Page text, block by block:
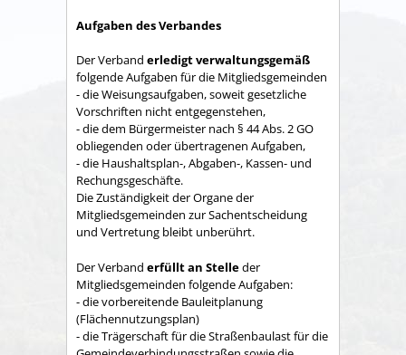
Aufgaben des Verbandes
Der Verband erledigt verwaltungsgemäß
folgende Aufgaben für die Mitgliedsgemeinden
- die Weisungsaufgaben, soweit gesetzliche
Vorschriften nicht entgegenstehen,
- die dem Bürgermeister nach § 44 Abs. 2 GO
obliegenden oder übertragenen Aufgaben,
- die Haushaltsplan-, Abgaben-, Kassen- und
Rechungs­geschäfte.
Die Zuständigkeit der Organe der
Mitgliedsgemeinden zur Sachent­scheidung
und Vertretung bleibt unberührt.
Der Verband erfüllt an Stelleder
Mitgliedsgemeinden folgende Aufgaben:
- die vorbereitende Bauleitplanung
(Flächennutzungsplan)
- die Trägerschaft für die Straßenbaulast für die